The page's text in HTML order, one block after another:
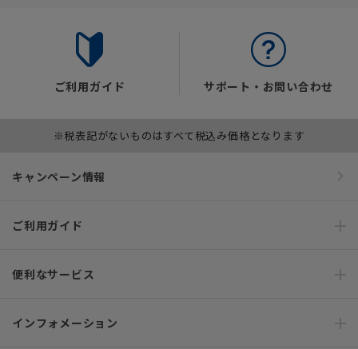
ご利用ガイド サポート・お問い合わせ
※税表記がないものはすべて税込み価格となります
キャンペーン情報
ご利用ガイド
便利なサービス
インフォメーション